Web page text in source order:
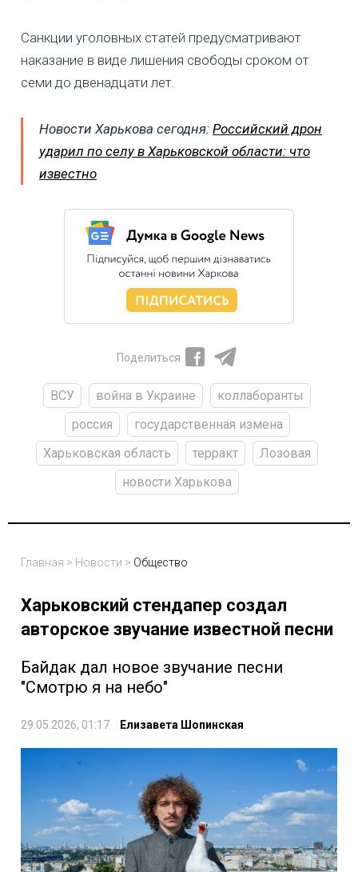
Санкции уголовных статей предусматривают
наказание в виде лишения свободы сроком от
семи до двенадцати лет.
Новости Харькова сегодня: Российский дрон
ударил по селу в Харьковской области: что
известно
Поделиться
ВСУ война в Украине
коллаборанты
россия
государственная измена
Харьковская область
терракт
Лозовая
новости Харькова
Главная > Новости > Общество
Харьковский стендапер создал
авторское звучание известной песни
Байдак дал новое звучание песни
"Смотрю я на небо"
29.05.2026, 01:17 Елизавета Шопинская